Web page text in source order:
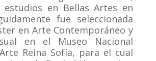
estudios en Bellas Artes en
fue seleccionada
en Arte Contemporáneo y
en el Museo Nacional
Reina Sofía, para el cual